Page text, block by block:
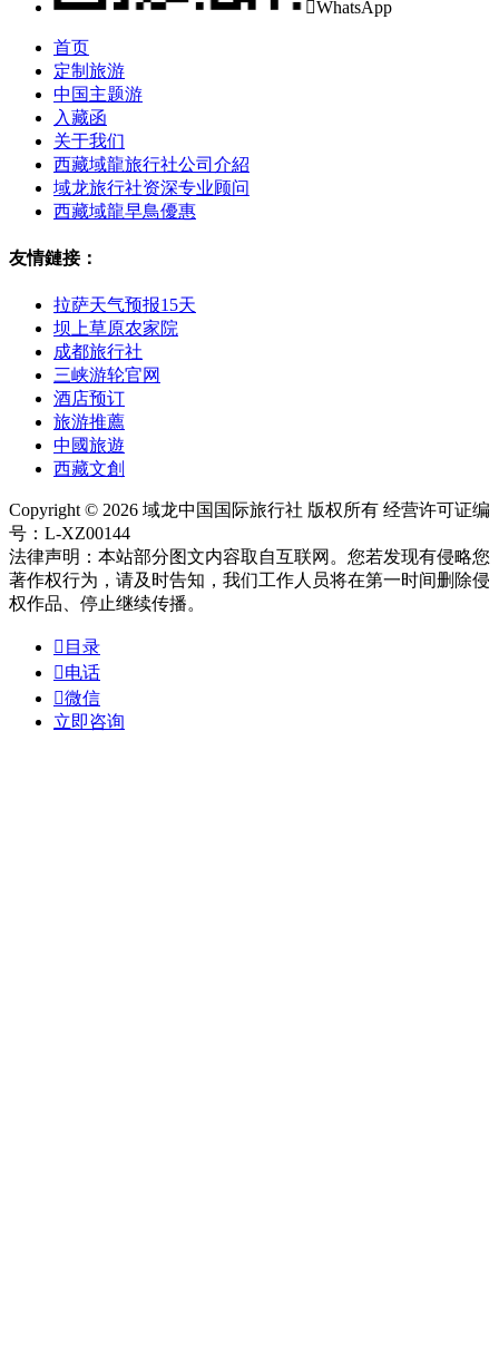
WhatsApp
首页
定制旅游
中国主题游
入藏函
关于我们
西藏域龍旅行社公司介紹
域龙旅行社资深专业顾问
西藏域龍早鳥優惠
友情鏈接：
拉萨天气预报15天
坝上草原农家院
成都旅行社
三峡游轮官网
酒店预订
旅游推薦
中國旅遊
西藏文創
Copyright © 2026 域龙中国国际旅行社 版权所有 经营许可证编
号：L-XZ00144
法律声明：本站部分图文内容取自互联网。您若发现有侵略您
著作权行为，请及时告知，我们工作人员将在第一时间删除侵
权作品、停止继续传播。
 目录
电话
微信
立即咨询